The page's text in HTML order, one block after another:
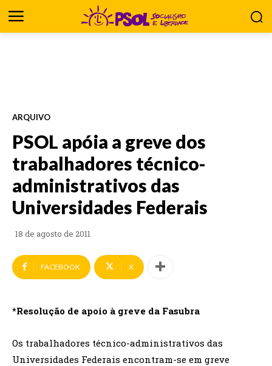
ARQUIVO
PSOL apóia a greve dos
trabalhadores técnico-
administrativos das
Universidades Federais
18 de agosto de 2011
FACEBOOK X
*Resolução de apoio à greve da Fasubra
Os trabalhadores técnico-administrativos das
Universidades Federais encontram-se em greve